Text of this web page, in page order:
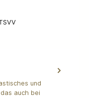
und
auch bei